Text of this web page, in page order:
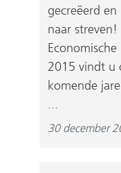
gecreëerd
naar
2015 vindt u
komende
...
30 december